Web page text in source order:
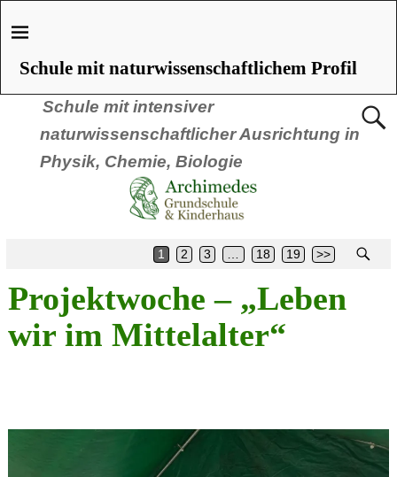
Schule mit intensiver
naturwissenschaftlicher Ausrichtung in
Physik, Chemie, Biologie
Schule mit naturwissenschaftlichem Profil
1 2 3 … 18 19 >>
Projektwoche – „Leben
wir im Mittelalter“